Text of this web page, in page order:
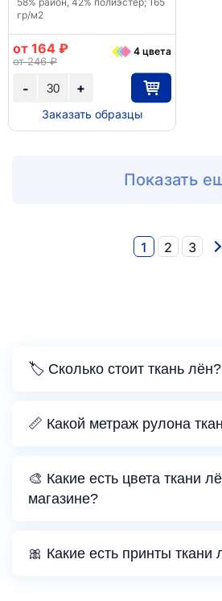
гр/м2
+
-
от 164 ₽
от 246 ₽
4 цвета
Заказать образцы
Показать
1 2 3
🏷️ Сколько стоит ткань лён?
📏 Какой метраж рулона
🎨 Какие есть цвета ткани
магазине?
🎀 Какие есть принты ткани